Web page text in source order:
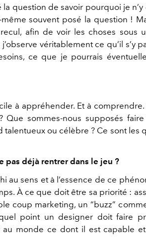
question de savoir pourquoi je n’y
souvent posé la question !
afin de voir les choses sous
véritablement ce qu’il s’y
ce que je pourrais
à appréhender. Et à
Que sommes-nous supposés faire
talentueux ou célèbre ? Ce sont les
pas déjà rentrer dans le jeu ?
au sens et à l’essence de ce
À ce que doit être sa priorité :
coup marketing, un “buzz”
point un designer doit faire
au monde ce dont il est capable